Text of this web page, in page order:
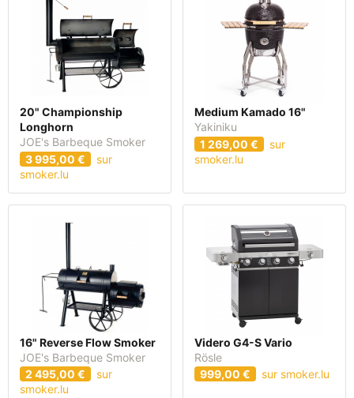
20" Championship
Longhorn
JOE's Barbeque Smoker
3 995,00 €
sur
smoker.lu
Medium Kamado 16"
Yakiniku
1 269,00 €
sur
smoker.lu
16" Reverse Flow Smoker
JOE's Barbeque Smoker
2 495,00 €
sur
smoker.lu
Videro G4-S Vario
Rösle
999,00 €
sur smoker.lu